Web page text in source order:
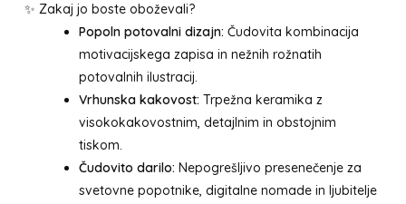
✨ Zakaj jo boste oboževali?
Popoln potovalni dizajn: Čudovita kombinacija
motivacijskega zapisa in nežnih rožnatih
potovalnih ilustracij.
Vrhunska kakovost: Trpežna keramika z
visokokakovostnim, detajlnim in obstojnim
tiskom.
Čudovito darilo: Nepogrešljivo presenečenje za
svetovne popotnike, digitalne nomade in ljubitelje